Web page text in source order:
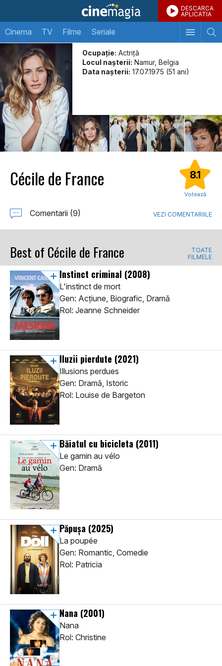
DESCARCA
APLICATIA
Cinema TV Filme Seriale
Ocupație: Actriță
Locul naşterii: Namur, Belgia
Data naşterii: 17.07.1975 (51 ani)
Cécile de France 8.1
Votează
Comentarii (9) VEZI COMENTARIILE
Best of Cécile de France
TOATE
FILMELE
Instinct criminal (2008)
L'instinct de mort
Gen: Acţiune, Biografic, Dramă
Rol: Jeanne Schneider
Iluzii pierdute (2021)
Illusions perdues
Gen: Dramă, Istoric
Rol: Louise de Bargeton
Băiatul cu bicicleta (2011)
Le gamin au vélo
Gen: Dramă
Păpușa (2025)
La poupée
Gen: Romantic, Comedie
Rol: Patricia
Nana (2001)
Nana
Rol: Christine